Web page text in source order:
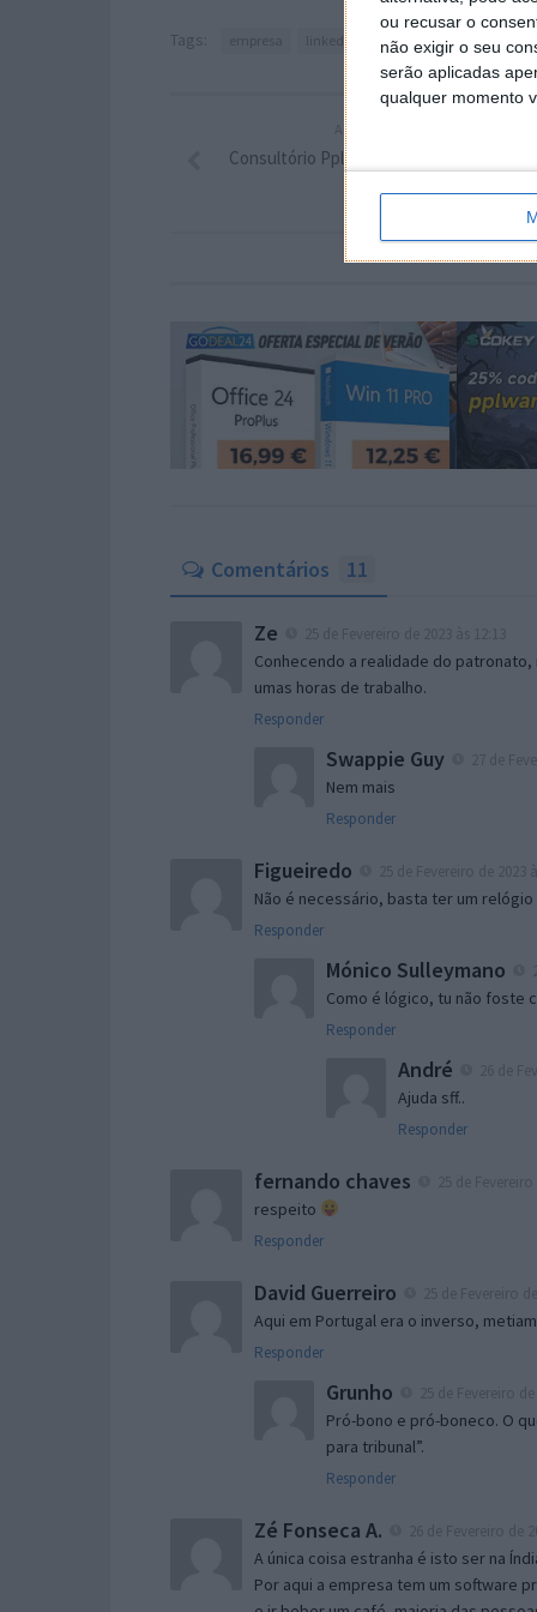
ou recusar o
não exigir o seu
serão aplicadas
qualquer momento
Tags: linkedin pc
ARTIGO ANTERIOR
Consultório Pplware – Esclareça aqui as
Comentários 11
Ze
Conhecendo a realidade do
umas horas de trabalho.
Responder
Swappie Guy
Nem mais
Responder
Figueiredo
Não é necessário, basta ter um
Responder
Mónico Sulleymano
Como é lógico, tu não foste
Responder
André
Ajuda sff..
Responder
fernando chaves
respeito
Responder
David Guerreiro
Aqui em Portugal era o inverso,
Responder
Grunho
Pró-bono e pró-boneco. O
para tribunal”.
Responder
Zé Fonseca A.
A única coisa estranha é isto ser na
Por aqui a empresa tem um software